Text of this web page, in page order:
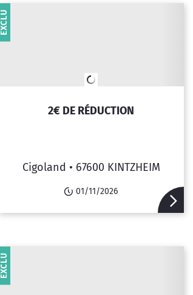
2€ DE RÉDUCTION
Cigoland • 67600 KINTZHEIM
01/11/2026
EXCLU
EXCLU